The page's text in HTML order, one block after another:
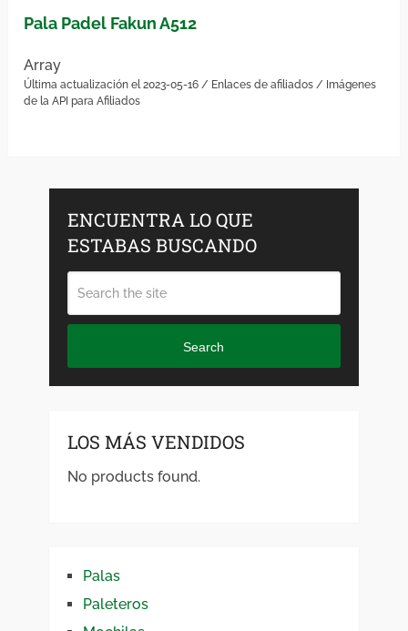
Pala Padel Fakun A512
Array
Última actualización el 2023-05-16 / Enlaces de afiliados / Imágenes
de la API para Afiliados
ENCUENTRA LO QUE
ESTABAS BUSCANDO
Search
LOS MÁS VENDIDOS
No products found.
Palas
Paleteros